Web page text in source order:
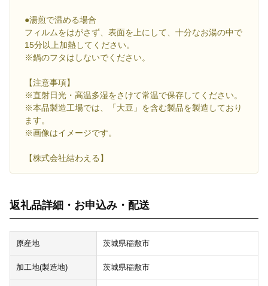
●湯煎で温める場合
フィルムをはがさず、表面を上にして、十分なお湯の中で
15分以上加熱してください。
※鍋のフタはしないでください。
【注意事項】
※直射日光・高温多湿をさけて常温で保存してください。
※本品製造工場では、「大豆」を含む製品を製造しており
ます。
※画像はイメージです。
【株式会社結わえる】
返礼品詳細・お申込み・配送
原産地 茨城県稲敷市
加工地(製造地) 茨城県稲敷市